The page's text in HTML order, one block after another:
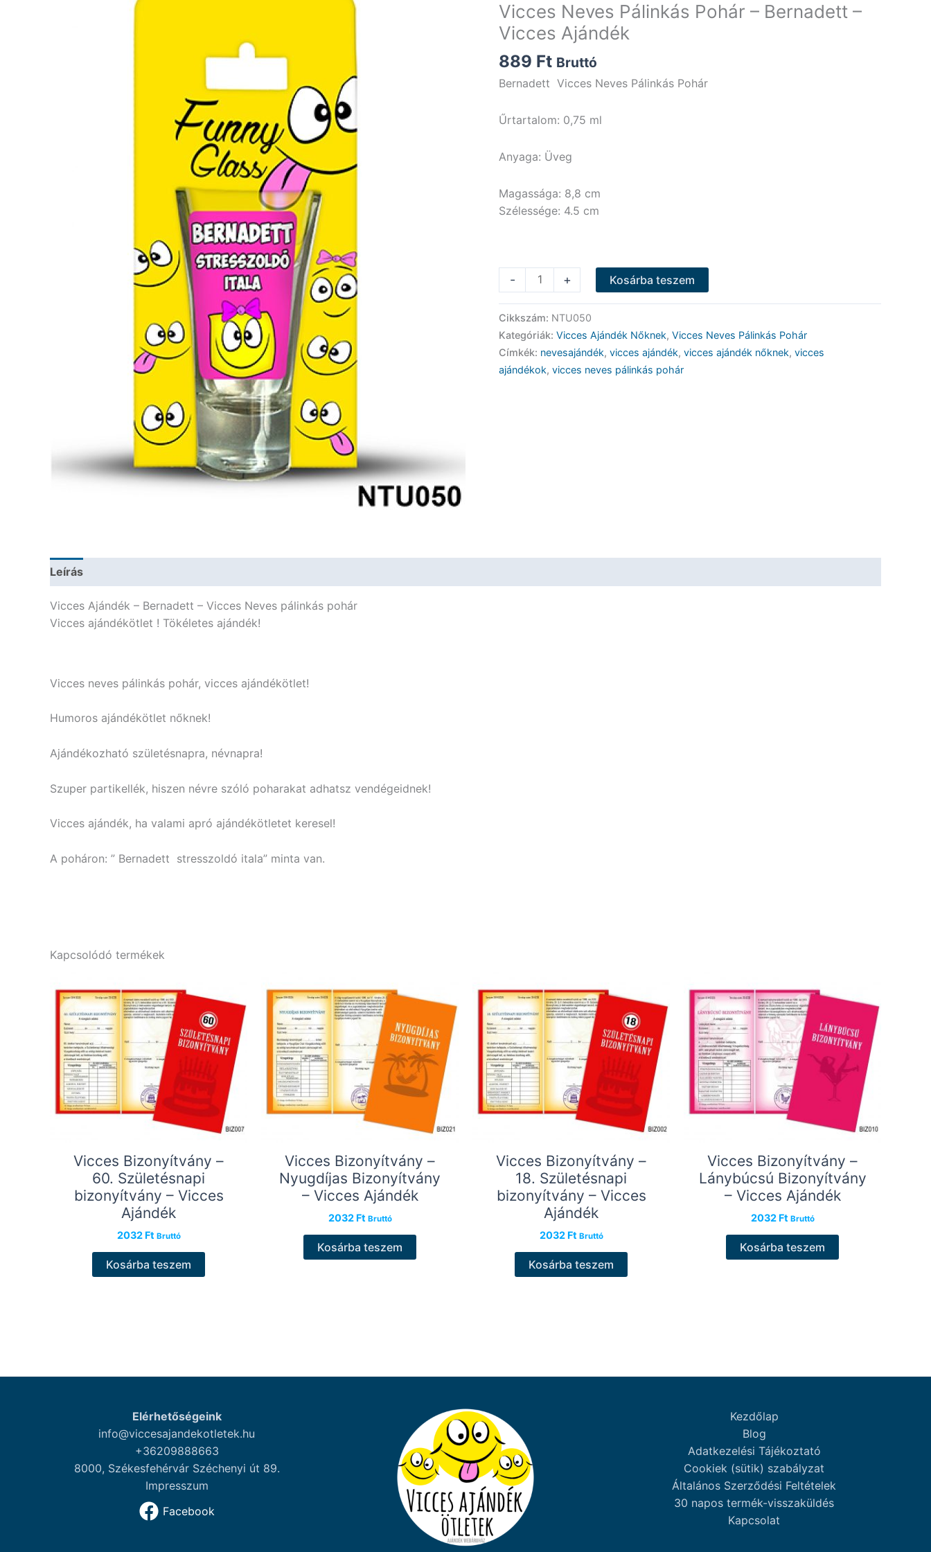
Vicces Neves Pálinkás Pohár – Bernadett –
Vicces Ajándék
889 Ft Bruttó
Bernadett Vicces Neves Pálinkás Pohár
Űrtartalom: 0,75 ml
Anyaga: Üveg
Magassága: 8,8 cm
Szélessége: 4.5 cm
-
Neves
Bernadett
-
+ Kosárba teszem
Cikkszám: NTU050
Kategóriák: Vicces Ajándék Nőknek, Vicces Neves Pálinkás Pohár
Címkék: nevesajándék, vicces ajándék, vicces ajándék nőknek, vicces
ajándékok, vicces neves pálinkás pohár
Leírás
Vicces Ajándék – Bernadett – Vicces Neves pálinkás pohár
Vicces ajándékötlet ! Tökéletes ajándék!
Vicces neves pálinkás pohár, vicces ajándékötlet!
Humoros ajándékötlet nőknek!
Ajándékozható születésnapra, névnapra!
Szuper partikellék, hiszen névre szóló poharakat adhatsz vendégeidnek!
Vicces ajándék, ha valami apró ajándékötletet keresel!
A poháron: ” Bernadett stresszoldó itala” minta van.
Kapcsolódó termékek
Vicces Bizonyítvány –
60. Születésnapi
bizonyítvány – Vicces
Ajándék
2032 Ft Bruttó
Kosárba teszem
Vicces Bizonyítvány –
Nyugdíjas Bizonyítvány
– Vicces Ajándék
2032 Ft Bruttó
Kosárba teszem
Vicces Bizonyítvány –
18. Születésnapi
bizonyítvány – Vicces
Ajándék
2032 Ft Bruttó
Kosárba teszem
Vicces Bizonyítvány –
Lánybúcsú Bizonyítvány
– Vicces Ajándék
2032 Ft Bruttó
Kosárba teszem
Elérhetőségeink
info@viccesajandekotletek.hu
+36209888663
8000, Székesfehérvár Széchenyi út 89.
Impresszum
Facebook
Kezdőlap
Blog
Adatkezelési Tájékoztató
Cookiek (sütik) szabályzat
Általános Szerződési Feltételek
30 napos termék-visszaküldés
Kapcsolat